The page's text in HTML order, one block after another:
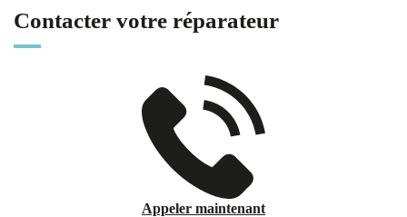
Contacter votre réparateur
Appeler maintenant